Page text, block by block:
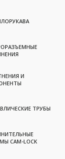
И
ТРУБЫ
CAM-LOCK